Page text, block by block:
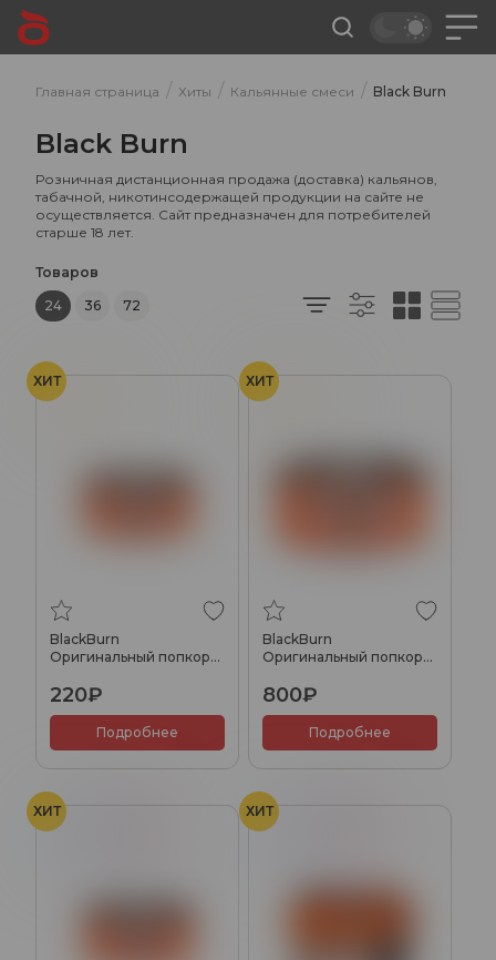
Главная страница / Хиты / Кальянные смеси / Black Burn
Black Burn
Розничная дистанционная продажа (доставка) кальянов,
табачной, никотинсодержащей продукции на сайте не
осуществляется. Сайт предназначен для потребителей
старше 18 лет.
Товаров
24
36 72
ХИТ
Попкорн
BlackBurn
Оригинальный попкорн
220₽
Подробнее
ХИТ
Попкорн
BlackBurn
Оригинальный попкорн
800₽
Подробнее
ХИТ
Холод
ХИТ
Холод